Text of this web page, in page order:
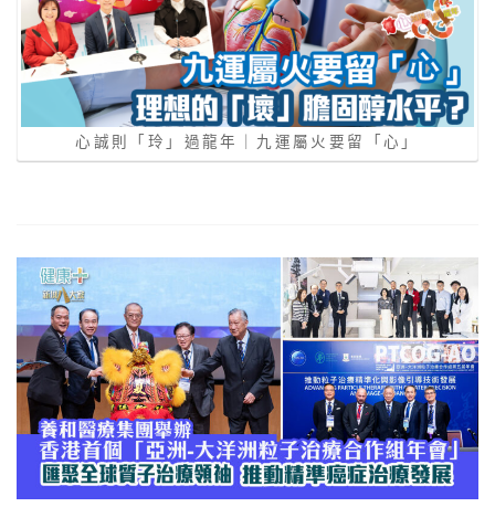
心誠則「玲」過龍年｜九運屬火要留「⼼」